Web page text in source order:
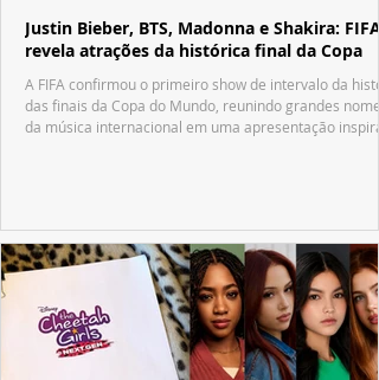
Justin Bieber, BTS, Madonna e Shakira: FIFA
revela atrações da histórica final da Copa
A FIFA confirmou o primeiro show de intervalo da
das finais da Copa do Mundo, reunindo grandes nomes
da música internacional em uma apresentação